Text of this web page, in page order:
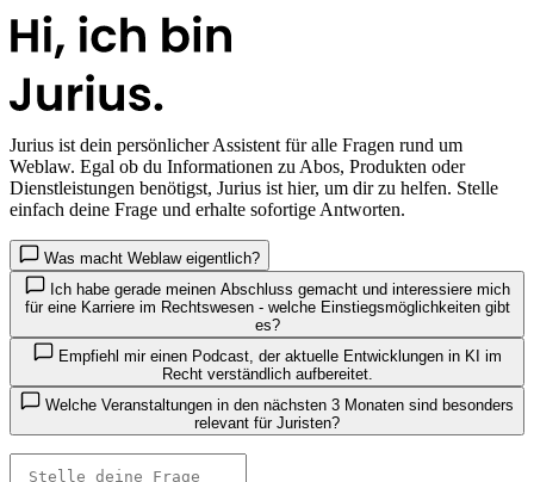
Jurius ist dein persönlicher Assistent für alle Fragen rund um
Weblaw. Egal ob du Informationen zu Abos, Produkten oder
Dienstleistungen benötigst, Jurius ist hier, um dir zu helfen. Stelle
einfach deine Frage und erhalte sofortige Antworten.
Was macht Weblaw eigentlich?
Ich habe gerade meinen Abschluss gemacht und interessiere mich
für eine Karriere im Rechtswesen - welche Einstiegsmöglichkeiten gibt
es?
Empfiehl mir einen Podcast, der aktuelle Entwicklungen in KI im
Recht verständlich aufbereitet.
relevant für Juristen?